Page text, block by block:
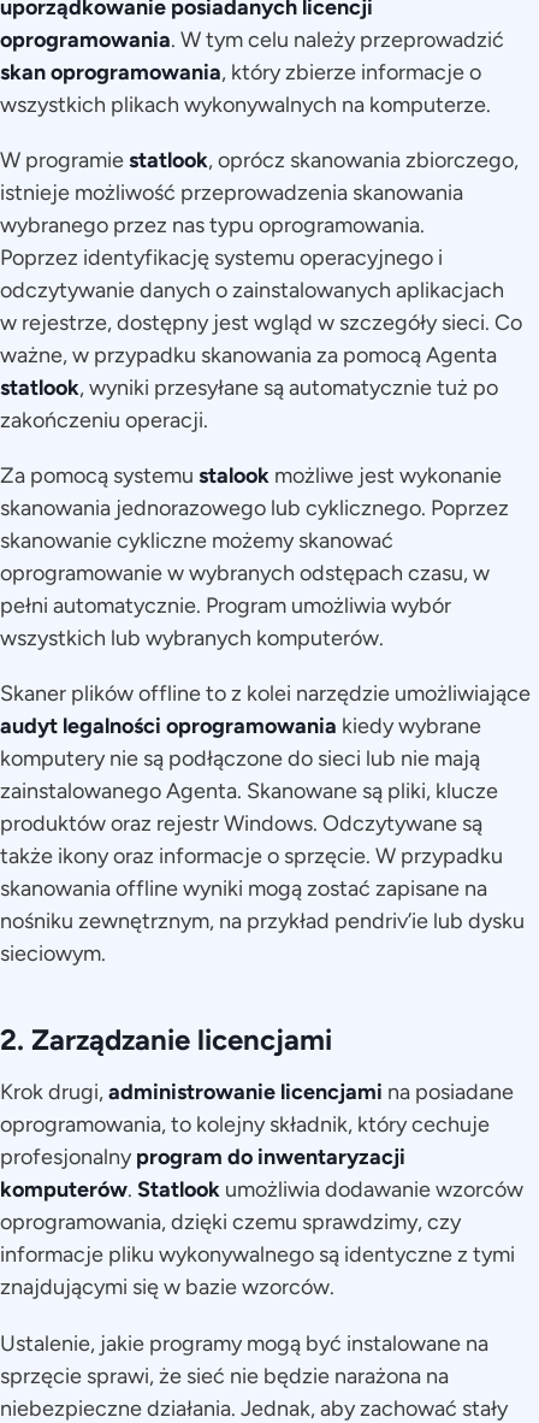
uporządkowanie posiadanych licencji
oprogramowania. W tym celu należy przeprowadzić
skan oprogramowania, który zbierze informacje o
wszystkich plikach wykonywalnych na komputerze.
W programiestatlook, oprócz skanowania zbiorczego,
istnieje możliwość przeprowadzenia skanowania
wybranego przez nas typu oprogramowania.
Poprzez identyfikację systemu operacyjnego i
odczytywanie danych o zainstalowanych aplikacjach
w rejestrze, dostępny jest wgląd w szczegóły sieci. Co
ważne, w przypadku skanowania za pomocą Agenta
statlook, wyniki przesyłane są automatycznie tuż po
zakończeniu operacji.
Za pomocą systemu stalook możliwe jest wykonanie
skanowania jednorazowego lub cyklicznego. Poprzez
skanowanie cykliczne możemy skanować
oprogramowanie w wybranych odstępach czasu, w
pełni automatycznie. Program umożliwia wybór
wszystkich lub wybranych komputerów.
Skaner plików offline to z kolei narzędzie umożliwiające
audyt legalności oprogramowania kiedy wybrane
komputery nie są podłączone do sieci lub nie mają
zainstalowanego Agenta. Skanowane są pliki, klucze
produktów oraz rejestr Windows. Odczytywane są
także ikony oraz informacje o sprzęcie. W przypadku
skanowania offline wyniki mogą zostać zapisane na
nośniku zewnętrznym, na przykład pendriv’ie lub dysku
sieciowym.
2. Zarządzanie licencjami
Krok drugi,administrowanie licencjami na posiadane
oprogramowania, to kolejny składnik, który cechuje
profesjonalnyprogram do inwentaryzacji
komputerów. Statlook umożliwia dodawanie wzorców
oprogramowania, dzięki czemu sprawdzimy, czy
informacje pliku wykonywalnego są identyczne z tymi
znajdującymi się w bazie wzorców.
Ustalenie, jakie programy mogą być instalowane na
sprzęcie sprawi, że sieć nie będzie narażona na
niebezpieczne działania. Jednak, aby zachować stały